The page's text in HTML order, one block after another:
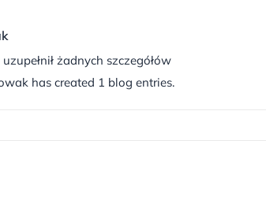
żadnych szczegółów
has created 1 blog entries.